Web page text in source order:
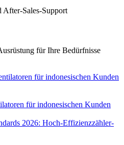
After-Sales-Support
für Ihre Bedürfnisse
für indonesischen Kunden